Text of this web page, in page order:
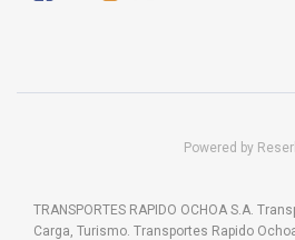
Powered by
TRANSPORTES RAPIDO OCHOA S.A.
Carga, Turismo. Transportes Rapido